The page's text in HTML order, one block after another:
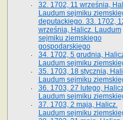
32. 1702, 11 września,
Laudum sejmiku
deputackiego. 33. 1702,
września, Halicz. Laudum
sejmiku ziemskiego
gospodarskiego
34. 1702, 5 grudnia,
Laudum sejmiku
35. 1703, 18 stycznia,
Laudum sejmiku
36. 1703, 27 lutego,
Laudum sejmiku
37. 1703, 2 maja, Halicz.
Laudum sejmiku